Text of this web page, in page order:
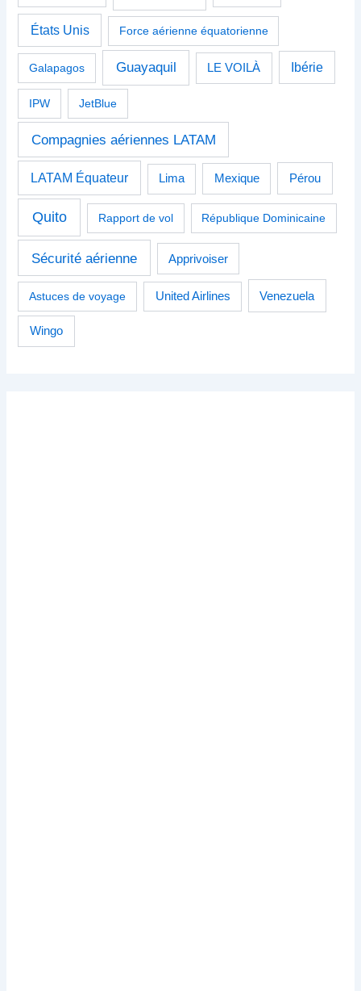
États Unis Force aérienne équatorienne
Galapagos Guayaquil LE VOILÀ Ibérie
IPW JetBlue
Compagnies aériennes LATAM
LATAM Équateur Lima Mexique Pérou
Quito Rapport de vol République Dominicaine
Sécurité aérienne Apprivoiser
Astuces de voyage United Airlines Venezuela
Wingo